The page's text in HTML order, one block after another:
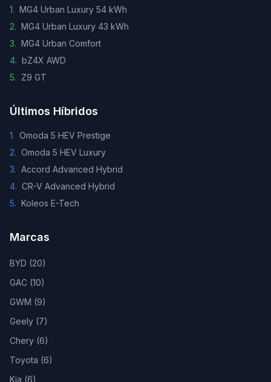
1. MG4 Urban Luxury 54 kWh
2. MG4 Urban Luxury 43 kWh
3. MG4 Urban Comfort
4. bZ4X AWD
5. Z9 GT
Últimos Híbridos
1. Omoda 5 HEV Prestige
2. Omoda 5 HEV Luxury
3. Accord Advanced Hybrid
4. CR-V Advanced Hybrid
5. Koleos E-Tech
Marcas
BYD (20)
GAC (10)
GWM (9)
Geely (7)
Chery (6)
Toyota (6)
Kia (6)